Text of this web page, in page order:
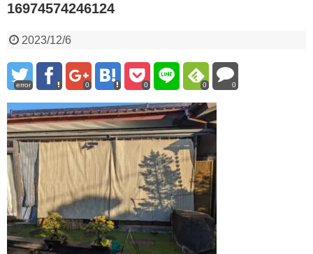
16974574246124
2023/12/6
error 0 0 0 0